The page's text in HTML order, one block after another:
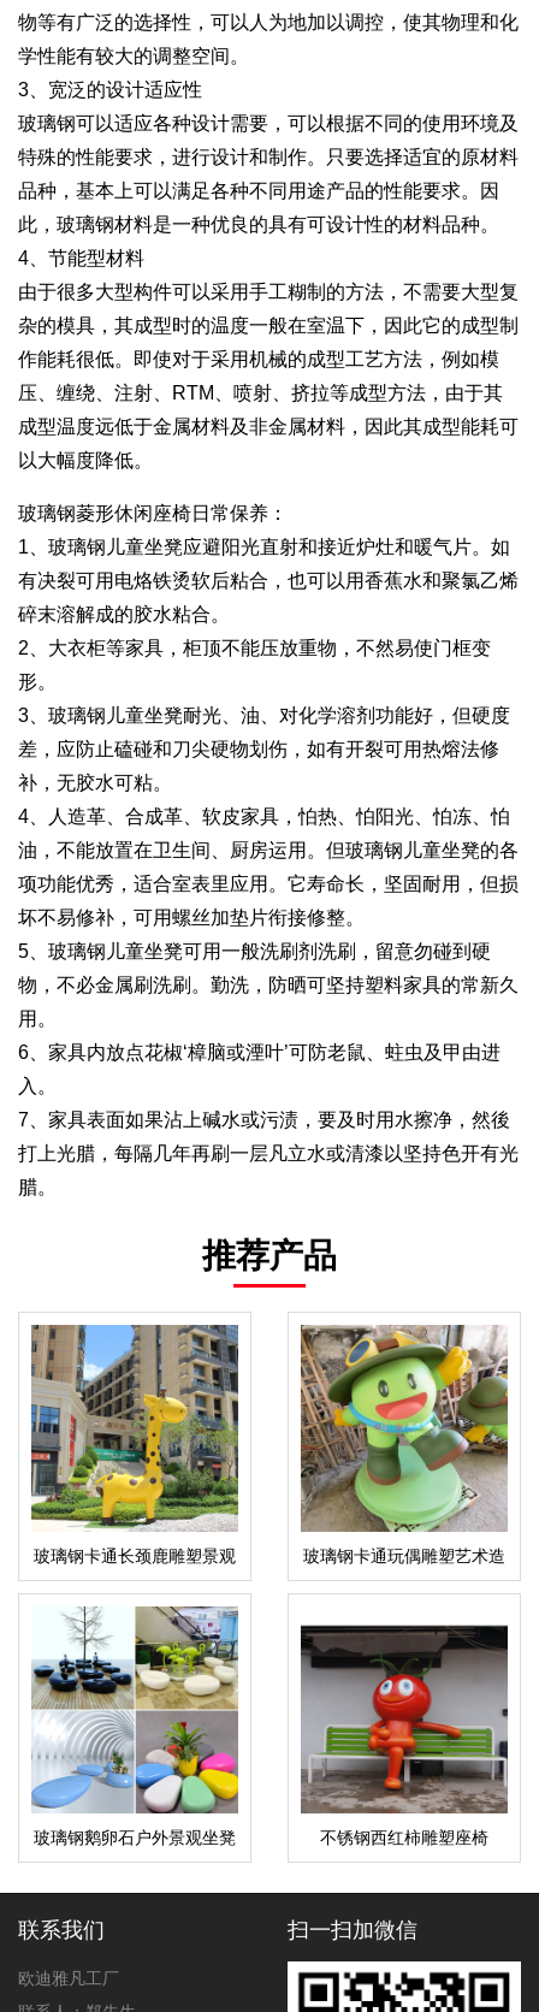
物等有广泛的选择性，可以人为地加以调控，使其物理和化
学性能有较大的调整空间。
3、宽泛的设计适应性
玻璃钢可以适应各种设计需要，可以根据不同的使用环境及
特殊的性能要求，进行设计和制作。只要选择适宜的原材料
品种，基本上可以满足各种不同用途产品的性能要求。因
此，玻璃钢材料是一种优良的具有可设计性的材料品种。
4、节能型材料
由于很多大型构件可以采用手工糊制的方法，不需要大型复
杂的模具，其成型时的温度一般在室温下，因此它的成型制
作能耗很低。即使对于采用机械的成型工艺方法，例如模
压、缠绕、注射、RTM、喷射、挤拉等成型方法，由于其
成型温度远低于金属材料及非金属材料，因此其成型能耗可
以大幅度降低。
玻璃钢菱形休闲座椅日常保养：
1、玻璃钢儿童坐凳应避阳光直射和接近炉灶和暖气片。如
有决裂可用电烙铁烫软后粘合，也可以用香蕉水和聚氯乙烯
碎末溶解成的胶水粘合。
2、大衣柜等家具，柜顶不能压放重物，不然易使门框变
形。
3、玻璃钢儿童坐凳耐光、油、对化学溶剂功能好，但硬度
差，应防止磕碰和刀尖硬物划伤，如有开裂可用热熔法修
补，无胶水可粘。
4、人造革、合成革、软皮家具，怕热、怕阳光、怕冻、怕
油，不能放置在卫生间、厨房运用。但玻璃钢儿童坐凳的各
项功能优秀，适合室表里应用。它寿命长，坚固耐用，但损
坏不易修补，可用螺丝加垫片衔接修整。
5、玻璃钢儿童坐凳可用一般洗刷剂洗刷，留意勿碰到硬
物，不必金属刷洗刷。勤洗，防晒可坚持塑料家具的常新久
用。
6、家具内放点花椒‘樟脑或湮叶’可防老鼠、蛀虫及甲由进
入。
7、家具表面如果沾上碱水或污渍，要及时用水擦净，然後
打上光腊，每隔几年再刷一层凡立水或清漆以坚持色开有光
腊。
推荐产品
玻璃钢卡通长颈鹿雕塑景观
户外动物造型摆件
玻璃钢卡通玩偶雕塑艺术造
型公仔摆件
玻璃钢鹅卵石户外景观坐凳 不锈钢西红柿雕塑座椅
联系我们
欧迪雅凡工厂
扫一扫加微信